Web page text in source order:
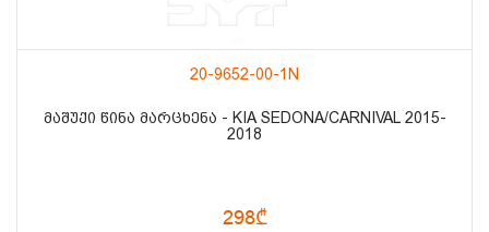
20-9652-00-1N
ᲛᲐᲨᲣᲥᲘ ᲬᲘᲜᲐ ᲛᲐᲠᲪᲮᲔᲜᲐ - KIA SEDONA/CARNIVAL 2015-
2018
298₾